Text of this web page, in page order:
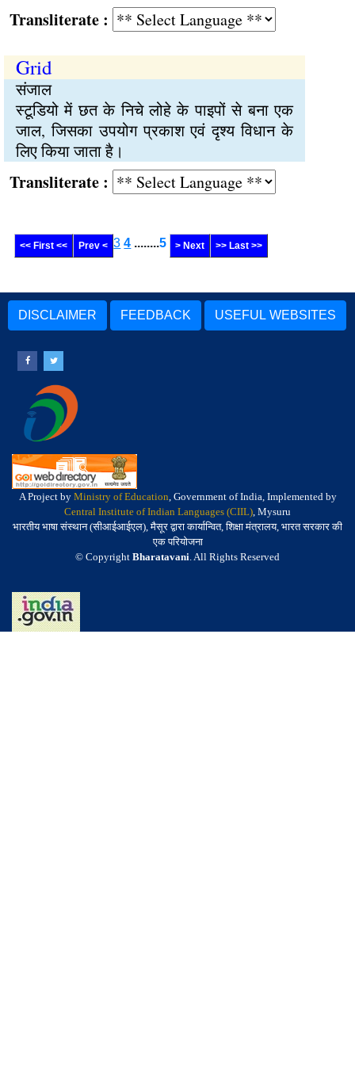
:
Grid
संजाल
स्टूडियो में छत के निचे लोहे के पाइपों से बना एक
जाल, जिसका उपयोग प्रकाश एवं दृश्य विधान के
लिए किया जाता है।
:
<< First << Prev < 3 4 ........5 > Next >> Last >>
DISCLAIMER FEEDBACK USEFUL WEBSITES
A Project by Ministry of Education, Government of India, Implemented by
Central Institute of Indian Languages (CIIL), Mysuru
भारतीय भाषा संस्थान (सीआईआईएल), मैसूर द्वारा कार्यान्वित, शिक्षा मंत्रालय, भारत सरकार की
एक परियोजना
© Copyright Bharatavani. All Rights Reserved